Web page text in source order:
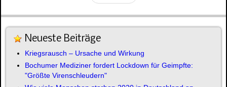
Neueste Beiträge
Kriegsrausch – Ursache und Wirkung
Bochumer Mediziner fordert Lockdown für Geimpfte:
"Größte Virenschleudern"